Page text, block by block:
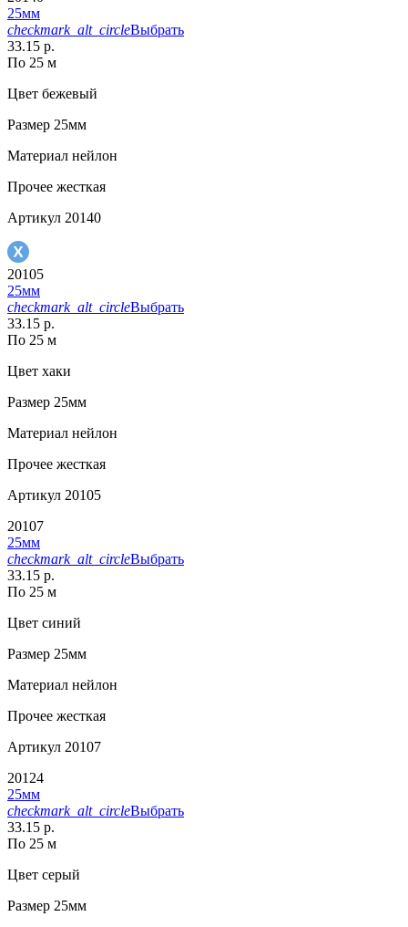
25мм
checkmark_alt_circleВыбрать
33.15 р.
По 25 м
Цвет бежевый
Размер 25мм
Материал нейлон
Прочее жесткая
Артикул 20140
20105
25мм
checkmark_alt_circleВыбрать
33.15 р.
По 25 м
Цвет хаки
Размер 25мм
Материал нейлон
Прочее жесткая
Артикул 20105
20107
25мм
checkmark_alt_circleВыбрать
33.15 р.
По 25 м
Цвет синий
Размер 25мм
Материал нейлон
Прочее жесткая
Артикул 20107
20124
25мм
checkmark_alt_circleВыбрать
33.15 р.
По 25 м
Цвет серый
Размер 25мм